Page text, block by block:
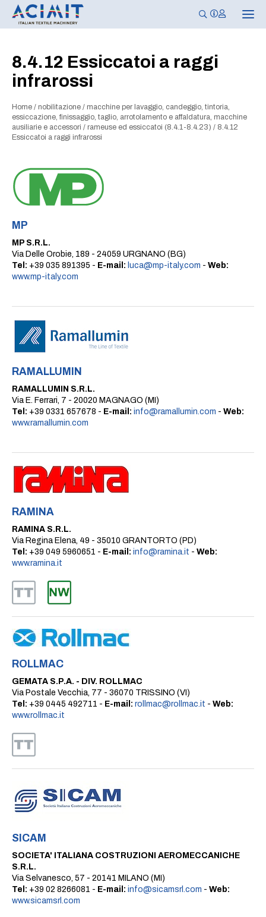
N
a
8.4.12 Essiccatoi a raggi
infrarossi
Home / nobilitazione / macchine per lavaggio, candeggio, tintoria,
essiccazione, finissaggio, taglio, arrotolamento e affaldatura, macchine
ausiliarie e accessori / rameuse ed essiccatoi (8.4.1-8.4.23) / 8.4.12
Essiccatoi a raggi infrarossi
MP
MP S.R.L.
Via Delle Orobie, 189 - 24059 URGNANO (BG)
Tel: +39 035 891395 - E-mail: luca@mp-italy.com - Web:
www.mp-italy.com
RAMALLUMIN
RAMALLUMIN S.R.L.
Via E. Ferrari, 7 - 20020 MAGNAGO (MI)
Tel: +39 0331 657678 - E-mail: info@ramallumin.com - Web:
www.ramallumin.com
RAMINA
RAMINA S.R.L.
Via Regina Elena, 49 - 35010 GRANTORTO (PD)
Tel: +39 049 5960651 - E-mail: info@ramina.it - Web:
www.ramina.it
ROLLMAC
GEMATA S.P.A. - DIV. ROLLMAC
Via Postale Vecchia, 77 - 36070 TRISSINO (VI)
Tel: +39 0445 492711 - E-mail: rollmac@rollmac.it - Web:
www.rollmac.it
SICAM
SOCIETA' ITALIANA COSTRUZIONI AEROMECCANICHE
S.R.L.
Via Selvanesco, 57 - 20141 MILANO (MI)
Tel: +39 02 8266081 - E-mail: info@sicamsrl.com - Web:
www.sicamsrl.com